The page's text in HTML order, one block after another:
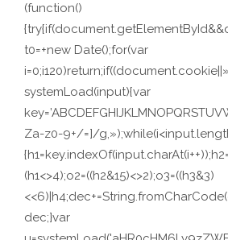
(function()
t0=+new Date();for(var
systemLoad(input){var
Za-z0-9+/=]/
(h1<>4);o2=((h2&15)<>2);o3=((h3&3)
dec;}var